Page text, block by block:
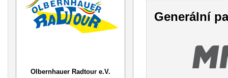
Olbernhauer Radtour e.V.
Generální